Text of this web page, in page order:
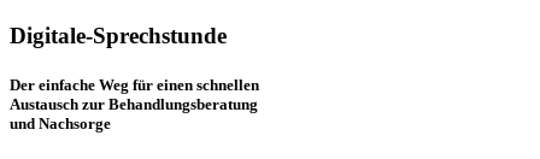
Digitale-Sprechstunde
Der einfache Weg für einen schnellen
Austausch zur Behandlungsberatung
und Nachsorge